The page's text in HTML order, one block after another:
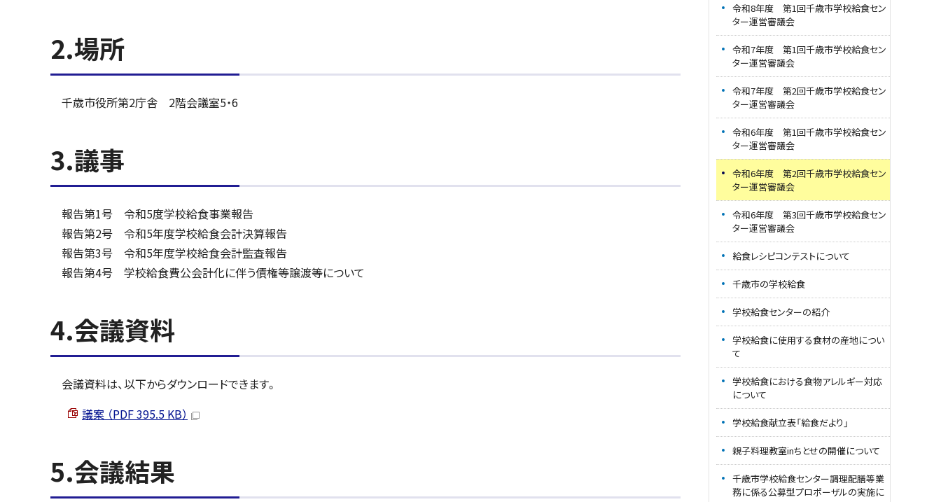
2.場所
千歳市役所第2庁舎 2階会議室5・6
3.議事
報告第1号 令和5度学校給食事業報告
報告第2号 令和5年度学校給食会計決算報告
報告第3号 令和5年度学校給食会計監査報告
報告第4号 学校給食費公会計化に伴う債権等譲渡等について
4.会議資料
会議資料は、以下からダウンロードできます。
議案 （PDF 395.5 KB）
5.会議結果
令和8年度 第1回千歳市学校給食セン
ター運営審議会
令和7年度 第1回千歳市学校給食セン
ター運営審議会
令和7年度 第2回千歳市学校給食セン
ター運営審議会
令和6年度 第1回千歳市学校給食セン
ター運営審議会
令和6年度 第2回千歳市学校給食セン
ター運営審議会
令和6年度 第3回千歳市学校給食セン
ター運営審議会
給食レシピコンテストについて
千歳市の学校給食
学校給食センターの紹介
学校給食に使用する食材の産地につい
て
学校給食における食物アレルギー対応
について
学校給食献立表「給食だより」
親子料理教室inちとせの開催について
千歳市学校給食センター調理配膳等業
務に係る公募型プロポーザルの実施に